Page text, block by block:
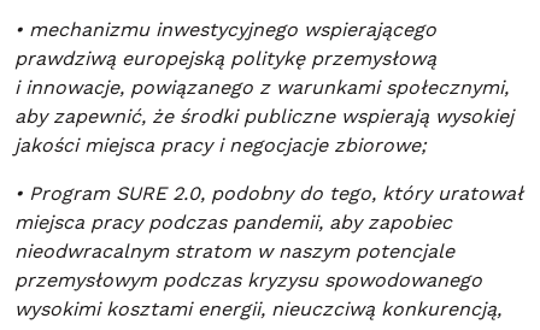
• mechanizmu inwestycyjnego wspierającego
prawdziwą europejską politykę przemysłową
i innowacje, powiązanego z warunkami społecznymi,
aby zapewnić, że środki publiczne wspierają wysokiej
jakości miejsca pracy i negocjacje zbiorowe;
• Program SURE 2.0, podobny do tego, który uratował
miejsca pracy podczas pandemii, aby zapobiec
nieodwracalnym stratom w naszym potencjale
przemysłowym podczas kryzysu spowodowanego
wysokimi kosztami energii, nieuczciwą konkurencją,